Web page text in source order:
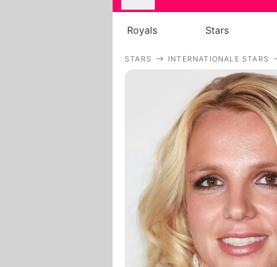
Royals Stars
STARS INTERNATIONALE STARS